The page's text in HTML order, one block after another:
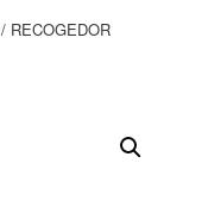
/ RECOGEDOR